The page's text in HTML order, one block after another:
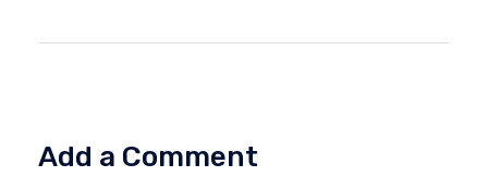
Add a Comment